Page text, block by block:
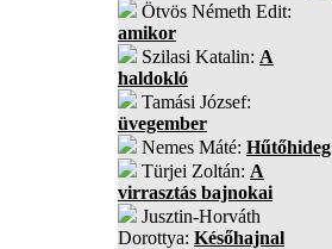
Ötvös Németh Edit:
amikor
Szilasi Katalin: A
haldokló
Tamási József:
üvegember
Nemes Máté: Hűtőhideg
Türjei Zoltán: A
virrasztás bajnokai
Jusztin-Horváth
Dorottya: Későhajnal